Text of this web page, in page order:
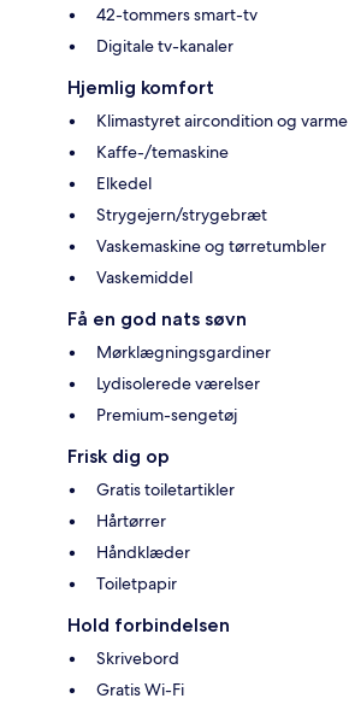
42-tommers smart-tv
Digitale tv-kanaler
Hjemlig komfort
Klimastyret aircondition og varme
Kaffe-/temaskine
Elkedel
Strygejern/strygebræt
Vaskemaskine og tørretumbler
Vaskemiddel
Få en god nats søvn
Mørklægningsgardiner
Lydisolerede værelser
Premium-sengetøj
Frisk dig op
Gratis toiletartikler
Hårtørrer
Håndklæder
Toiletpapir
Hold forbindelsen
Skrivebord
Gratis Wi-Fi